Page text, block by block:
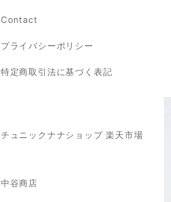
Contact
プライバシーポリシー
特定商取引法に基づく表記
チュニックナナショップ 楽天市場
中谷商店